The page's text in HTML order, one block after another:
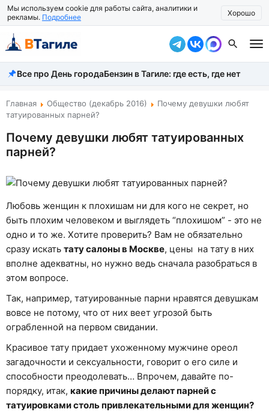
Мы используем cookie для работы сайта, аналитики и
рекламы. Подробнее Хорошо
Все новости
Происшествия
Власть
Жизнь
Общество
Рассказать новость
Все про День городаБензин в Тагиле: где есть, где нет
Главная Общество (декабрь 2016)
Почему девушки любят
татуированных парней?
Почему девушки любят татуированных
парней?
Любовь женщин к плохишам ни для кого не секрет, но
быть плохим человеком и выглядеть “плохишом” - это не
одно и то же. Хотите проверить? Вам не обязательно
сразу искать тату салоны в Москве, цены на тату в них
вполне адекватны, но нужно ведь сначала разобраться в
этом вопросе.
Так, например, татуированные парни нравятся девушкам
вовсе не потому, что от них веет угрозой быть
ограбленной на первом свидании.
Красивое тату придает ухоженному мужчине ореол
загадочности и сексуальности, говорит о его силе и
способности преодолевать… Впрочем, давайте по-
порядку, итак, какие причины делают парней с
татуировками столь привлекательными для женщин?